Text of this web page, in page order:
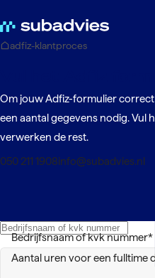
adfiz-klantproces
Om jouw Adfiz-formulier
een aantal gegevens nodig. Vul
verwerken de rest.
050 211 1908info@subadvies.nl
Bedrijfsnaam of kvk nummer*
Aantal uren voor een fulltime